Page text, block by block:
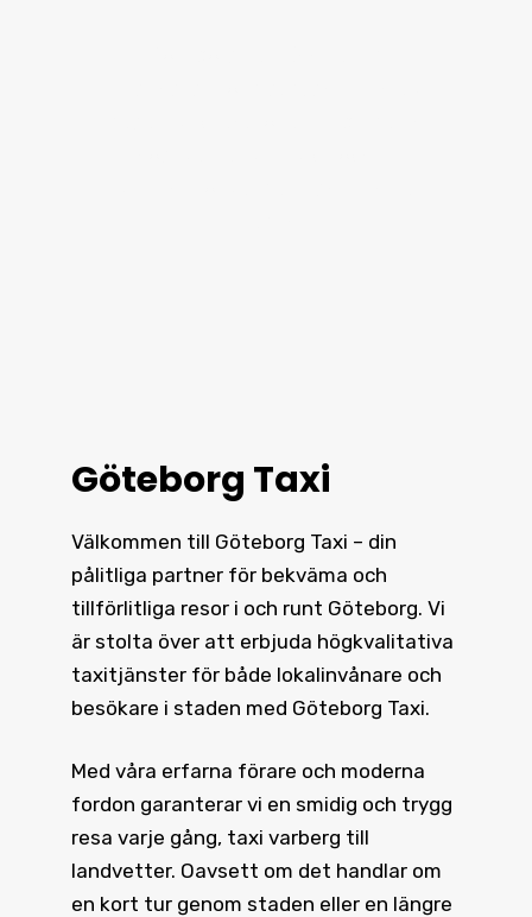
Göteborg Taxi
Välkommen till Göteborg Taxi – din
pålitliga partner för bekväma och
tillförlitliga resor i och runt Göteborg. Vi
är stolta över att erbjuda högkvalitativa
taxitjänster för både lokalinvånare och
besökare i staden med Göteborg Taxi.
Med våra erfarna förare och moderna
fordon garanterar vi en smidig och trygg
resa varje gång, taxi varberg till
landvetter. Oavsett om det handlar om
en kort tur genom staden eller en längre